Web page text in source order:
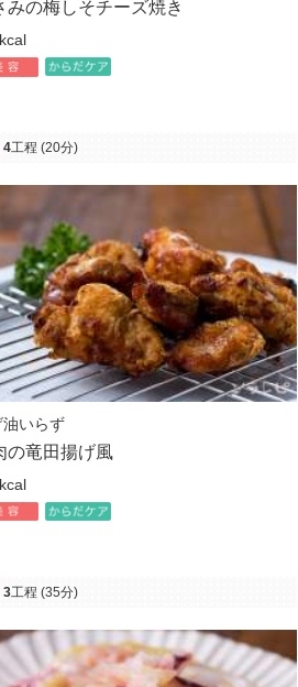
みの梅しそチーズ焼き
4工程 (20分)
油いらず
の竜田揚げ風
3工程 (35分)